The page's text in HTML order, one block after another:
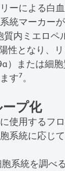
ーによる白
統マーカー
質内ミエロペ
性となり、
）または細
す7 。
プ化
使用するフ
系統に応じ
胞系統を調べ